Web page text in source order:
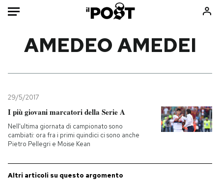
Mondo
Politica
Tecnologia
Internet
Consumismi
Ok Boomer!
AMEDEO AMEDEI
29/5/2017
I più giovani marcatori della Serie A
Nell'ultima giornata di campionato sono
cambiati: ora fra i primi quindici ci sono anche
Pietro Pellegri e Moise Kean
Altri articoli su questo argomento